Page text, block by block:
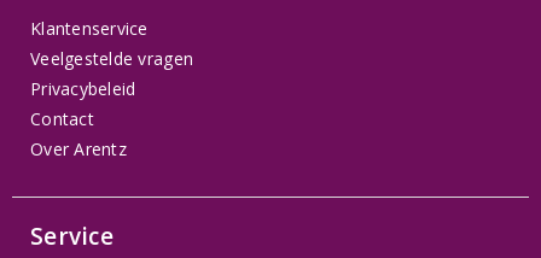
Klantenservice
Veelgestelde vragen
Privacybeleid
Contact
Over Arentz
Service